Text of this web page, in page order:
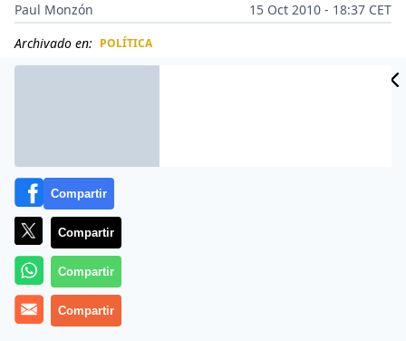
Paul Monzón
15 Oct 2010 - 18:37 CET
Archivado en: POLÍTICA
Comunicado del Consulado General del Perú en
Compartir
Compartir
Compartir
Compartir